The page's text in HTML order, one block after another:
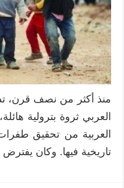
منذ أكثر من نصف قرن،
العربي ثروة بترولية
العربية من تحقيق
تاريخية فيها. وكان